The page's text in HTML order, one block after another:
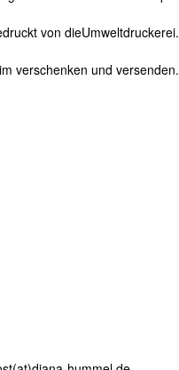
von
verschenken und versenden.